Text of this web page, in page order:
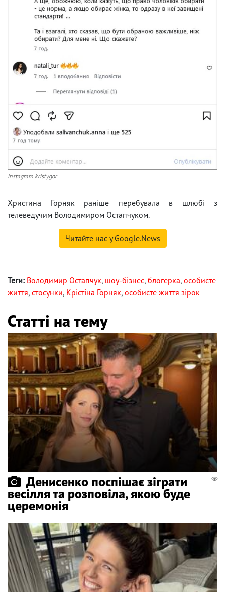
instagram kristygor
Христина Горняк раніше перебувала в шлюбі з
телеведучим Володимиром Остапчуком.
Читайте нас у Google.News
Теги: Володимир Остапчук, шоу-бізнес, блогерка, особисте
життя, стосунки, Крістіна Горняк, особисте життя зірок
Статті на тему
Денисенко поспішає зіграти
весілля та розповіла, якою буде
церемонія